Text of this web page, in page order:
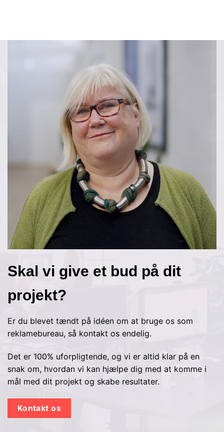
Skal vi give et bud på dit
projekt?
Er du blevet tændt på idéen om at bruge os som
reklamebureau, så kontakt os endelig.
Det er 100% uforpligtende, og vi er altid klar på en
snak om, hvordan vi kan hjælpe dig med at komme i
mål med dit projekt og skabe resultater.
Kontakt os